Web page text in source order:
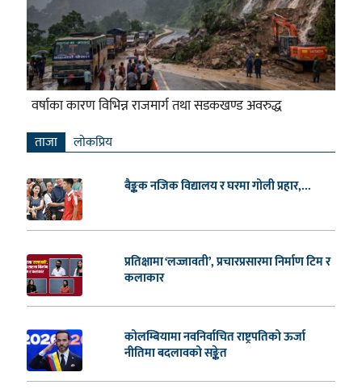
वर्षाका कारण विभिन्न राजमार्ग तथा सडकखण्ड अवरुद्ध
ताजा लाेकप्रिय
बैङ्कक नजिक विद्यालय र घरमा गोली प्रहार,...
प्रतिक्षामा ‘लज्जावती’, प्रचारप्रसारमा निर्माण टिम र
कलाकार
कोलम्बियामा नवनिर्वाचित राष्ट्रपतिको ऊर्जा
नीतिमा बदलावको सङ्केत